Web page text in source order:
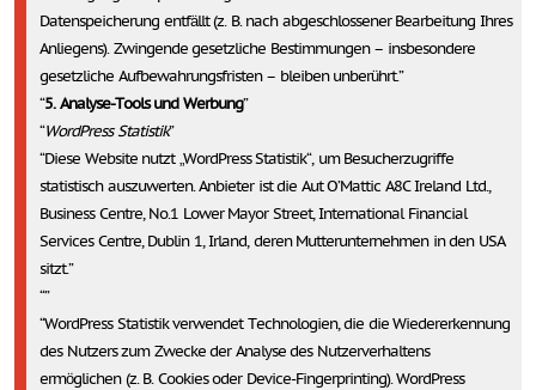
Datenspeicherung entfällt (z. B. nach abgeschlossener Bearbeitung Ihres
Anliegens). Zwingende gesetzliche Bestimmungen – insbesondere
gesetzliche Aufbewahrungsfristen – bleiben unberührt.
5. Analyse-Tools und Werbung
WordPress Statistik
Diese Website nutzt „WordPress Statistik“, um Besucherzugriffe
statistisch auszuwerten. Anbieter ist die Aut O’Mattic A8C Ireland Ltd.,
Business Centre, No.1 Lower Mayor Street, International Financial
Services Centre, Dublin 1, Irland, deren Mutterunternehmen in den USA
sitzt.
WordPress Statistik verwendet Technologien, die die Wiedererkennung
des Nutzers zum Zwecke der Analyse des Nutzerverhaltens
ermöglichen (z. B. Cookies oder Device-Fingerprinting). WordPress